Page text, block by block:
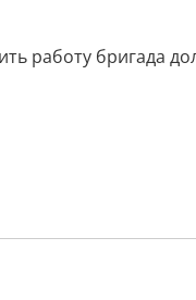
работу бригада